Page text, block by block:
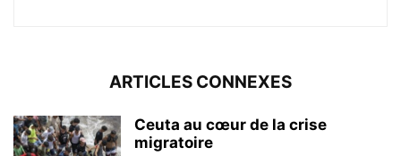
ARTICLES CONNEXES
Ceuta au cœur de la crise
migratoire